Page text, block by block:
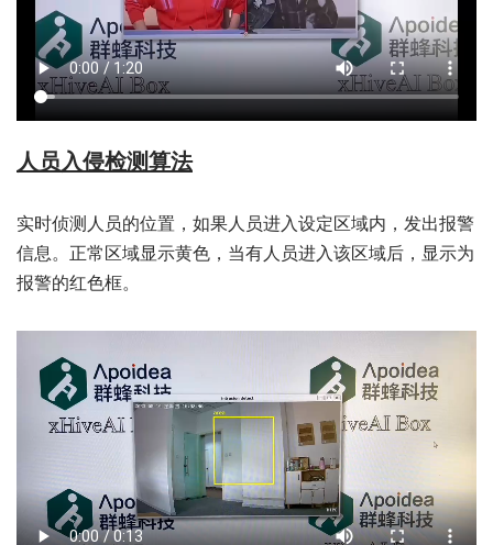
人员入侵检测算法
实时侦测人员的位置，如果人员进入设定区域内，发出报警
信息。正常区域显示黄色，当有人员进入该区域后，显示为
报警的红色框。